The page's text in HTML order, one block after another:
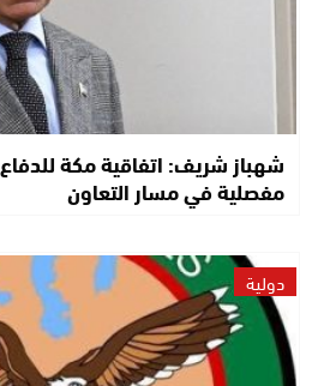
شهباز شريف: اتفاقية مكة
مفصلية في مسار التعاون
دولية